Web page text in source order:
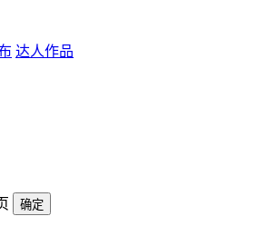
达人作品
确定